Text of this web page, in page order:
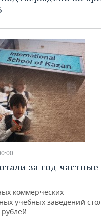
за год
коммерческих
учебных заведений